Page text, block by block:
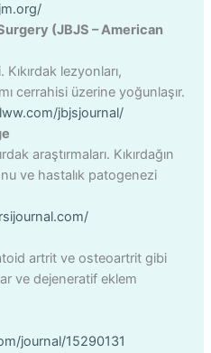
(JBJS – American
lezyonları,
cerrahisi üzerine yoğunlaşır.
jbjsjournal/
araştırmaları. Kıkırdağın
ve hastalık patogenezi
artrit ve osteoartrit gibi
ve dejeneratif eklem
journal/15290131